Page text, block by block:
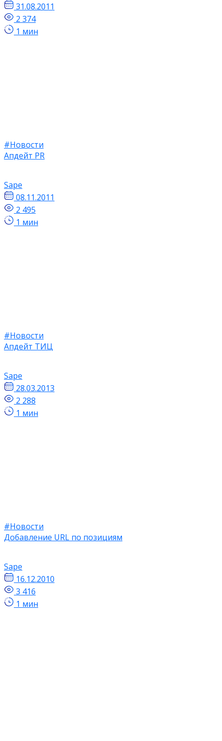
31.08.2011
2 374
1 мин
#Новости
Апдейт PR
Sape
08.11.2011
2 495
1 мин
#Новости
Апдейт ТИЦ
Sape
28.03.2013
2 288
1 мин
#Новости
Добавление URL по позициям
Sape
16.12.2010
3 416
1 мин